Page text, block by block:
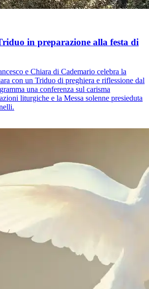
in preparazione alla festa di
e Chiara di Cademario celebra la
con un Triduo di preghiera e riflessione dal
una conferenza sul carisma
liturgiche e la Messa solenne presieduta